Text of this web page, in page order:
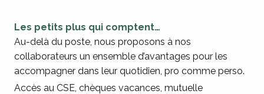
Les petits plus qui comptent…
Au-delà du poste, nous proposons à nos
collaborateurs un ensemble d’avantages pour les
accompagner dans leur quotidien, pro comme perso.
Accès au CSE, chèques vacances, mutuelle